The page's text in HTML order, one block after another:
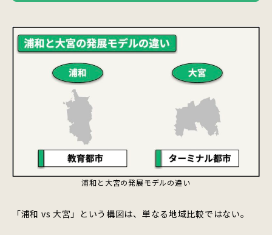
浦和と大宮の発展モデルの違い
「浦和 vs 大宮」という構図は、単なる地域比較ではない。